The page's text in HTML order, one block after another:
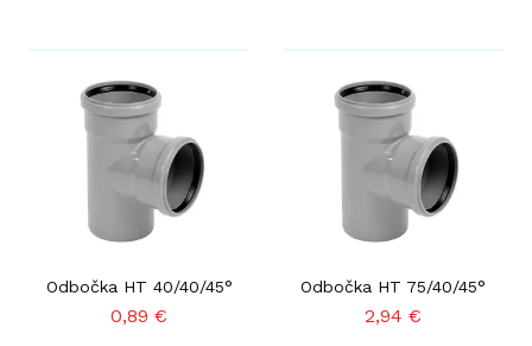
Odbočka HT 40/40/45°
0,89 €
Odbočka HT 75/40/45°
2,94 €